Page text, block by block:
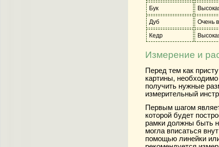
Бук
Дуб
Очень
Кедр
Измерение и
Перед тем как
картины,
получить нужные
измерительный
Первым шагом
которой будет
рамки должны быть
могла вписаться
помощью линейки